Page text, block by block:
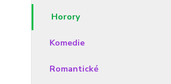
Horory
Komedie
Romantické